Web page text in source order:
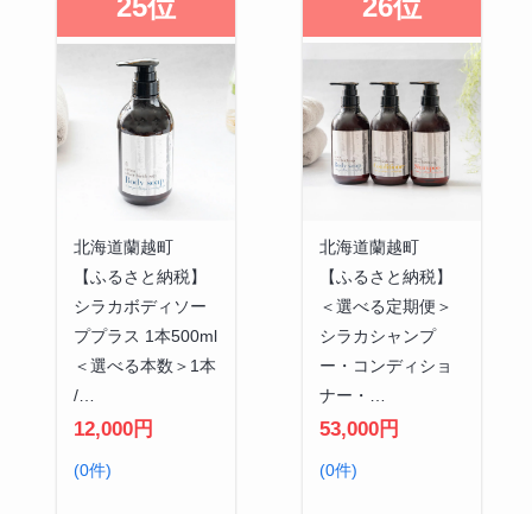
25位
北海道蘭越町
【ふるさと納税】
シラカボディソー
ププラス 1本500ml
＜選べる本数＞1本
/…
12,000円
(0件)
26位
北海道蘭越町
【ふるさと納税】
＜選べる定期便＞
シラカシャンプ
ー・コンディショ
ナー・…
53,000円
(0件)